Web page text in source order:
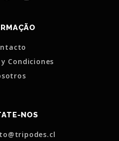
Condiciones
NOS